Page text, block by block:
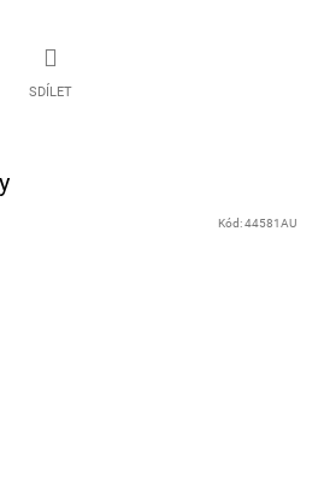
SDÍLET
Kód:44581AU